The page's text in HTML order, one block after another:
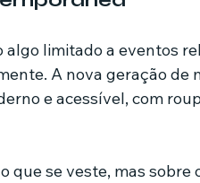
limitado a eventos
A nova geração de
e acessível, com
que se veste, mas sobre